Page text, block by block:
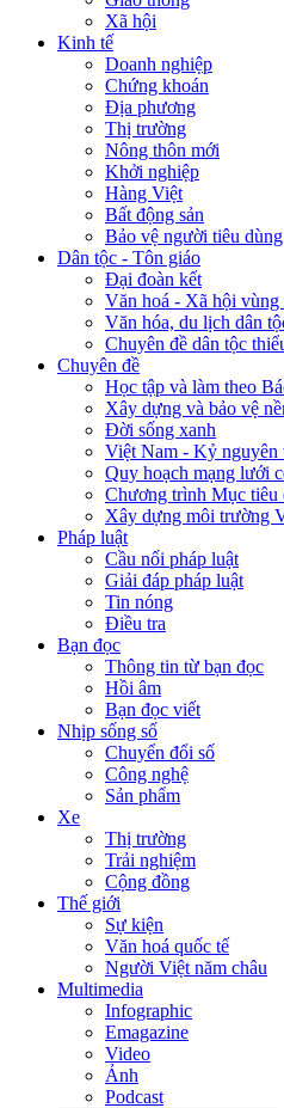
Xã hội
Kinh tế
Doanh nghiệp
Chứng khoán
Địa phương
Thị trường
Nông thôn mới
Khởi nghiệp
Hàng Việt
Bất động sản
Bảo vệ người tiêu dùng
Dân tộc - Tôn giáo
Đại đoàn kết
Văn hoá - Xã hội vùng
Văn hóa, du lịch dân
Chuyên đề dân tộc
Chuyên đề
Học tập và làm theo
Xây dựng và bảo vệ
Đời sống xanh
Việt Nam - Kỷ nguyên
Quy hoạch mạng lưới
Chương trình Mục tiêu
Xây dựng môi trường
Pháp luật
Cầu nối pháp luật
Giải đáp pháp luật
Tin nóng
Điều tra
Bạn đọc
Thông tin từ bạn đọc
Hồi âm
Bạn đọc viết
Nhịp sống số
Chuyển đổi số
Công nghệ
Sản phẩm
Xe
Thị trường
Trải nghiệm
Cộng đồng
Thế giới
Sự kiện
Văn hoá quốc tế
Người Việt năm châu
Multimedia
Infographic
Emagazine
Video
Ảnh
Podcast